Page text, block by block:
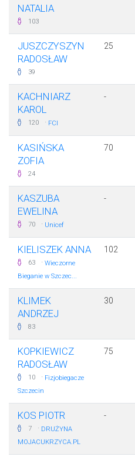
NATALIA
103
JUSZCZYSZYN
RADOSŁAW
39
25
KACHNIARZ
KAROL
120 · FCI
-
KASIŃSKA
ZOFIA
24
70
KASZUBA
EWELINA
70 · Unicef
-
KIELISZEK ANNA
63 · Wieczorne
Bieganie w Szczec...
102
KLIMEK
ANDRZEJ
83
30
KOPKIEWICZ
RADOSŁAW
10 · Fizjobiegacze
Szczecin
75
KOS PIOTR
7 · DRUŻYNA
MOJACUKRZYCA.PL
-